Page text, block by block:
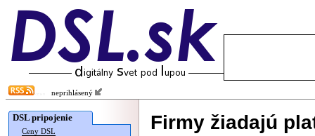
neprihlásený
DSL pripojenie
Ceny DSL
Firmy žiadajú